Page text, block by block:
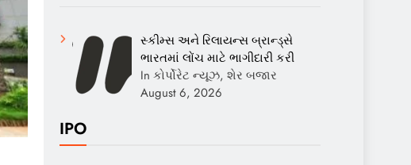
સ્કીમ્સ અને રિલાયન્સ બ્રાન્ડ્સે
ભારતમાં લોંચ માટે ભાગીદારી કરી
In કોર્પોરેટ ન્યૂઝ, શેર બજાર
August 6, 2026
IPO